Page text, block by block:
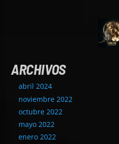
ARCHIVOS
abril 2024
noviembre 2022
octubre 2022
mayo 2022
enero 2022